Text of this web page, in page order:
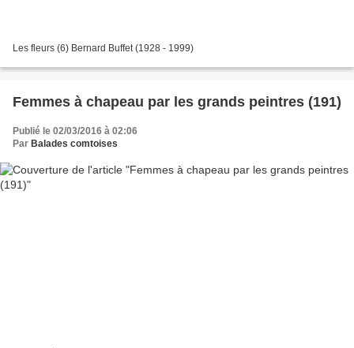
Les fleurs (6) Bernard Buffet (1928 - 1999)
Femmes à chapeau par les grands peintres (191)
Publié le 02/03/2016 à 02:06
Par Balades comtoises